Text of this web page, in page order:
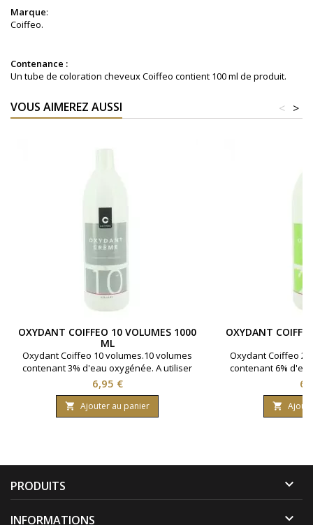
Marque:
Coiffeo.
Contenance :
Un tube de coloration cheveux Coiffeo contient 100 ml de produit.
VOUS AIMEREZ AUSSI >
<
OXYDANT COIFFEO 10 VOLUMES 1000
ML
Oxydant Coiffeo 10 volumes.10 volumes
contenant 3% d'eau oxygénée. A utiliser
avec la coloration cheveux Coiffeo pour
un parfait rendu.Bouteille contenant 1000
ml.
Prix
6,95 €
 Ajouter au panier
OXYDANT
Oxydant Coiffeo
contenant 6%
avec la coloration
un parfait

PRODUITS 
INFORMATIONS 